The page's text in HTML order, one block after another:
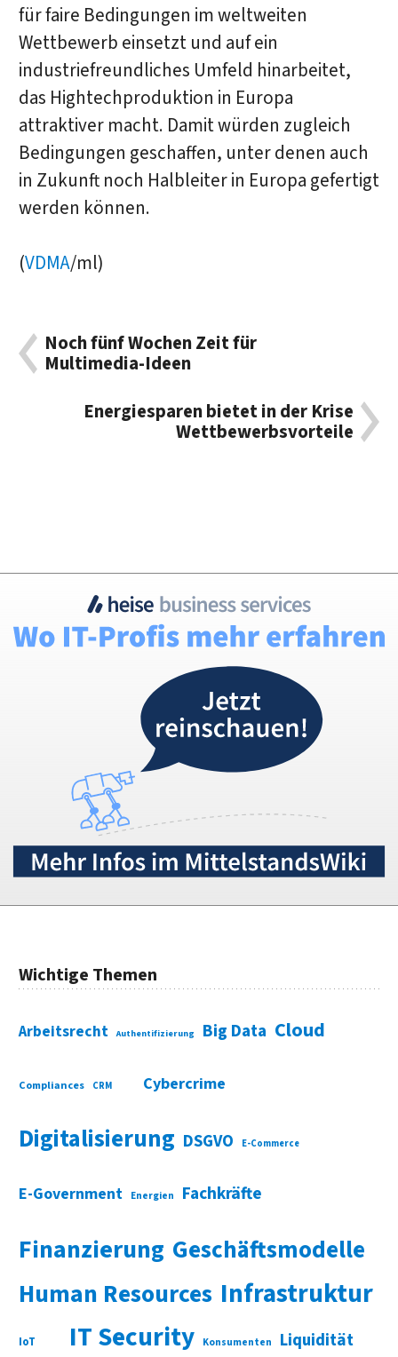
für faire Bedingungen im weltweiten
Wettbewerb einsetzt und auf ein
industriefreundliches Umfeld hinarbeitet,
das Hightechproduktion in Europa
attraktiver macht. Damit würden zugleich
Bedingungen geschaffen, unter denen auch
in Zukunft noch Halbleiter in Europa gefertigt
werden können.
(VDMA/ml)
Noch fünf Wochen Zeit für
Multimedia-Ideen
Energiesparen bietet in der Krise
Wettbewerbsvorteile
Wichtige Themen
Arbeitsrecht Authentifizierung Big Data Cloud
Compliances CRM Cybercrime
Digitalisierung DSGVO E-Commerce
E-Government Energien Fachkräfte
Finanzierung Geschäftsmodelle
Human Resources Infrastruktur
IoT IT Security Konsumenten Liquidität